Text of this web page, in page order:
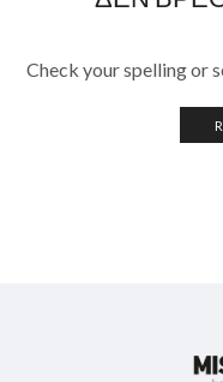
Check your spelling or